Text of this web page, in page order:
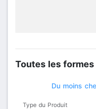
Toutes les formes
Du moins
Type du Produit